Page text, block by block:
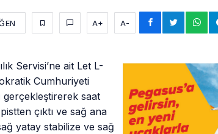
A+ A-
Servisi’ne ait Let L-
Cumhuriyeti
gerçekleştirerek saat
çıktı ve sağ ana
yatay stabilize ve sağ